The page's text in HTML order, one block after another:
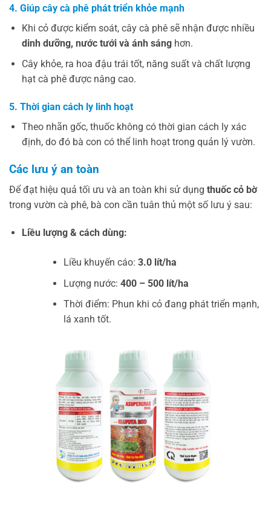
4. Giúp cây cà phê phát triển khỏe mạnh
Khi cỏ được kiểm soát, cây cà phê sẽ nhận được nhiều
dinh dưỡng, nước tưới và ánh sánghơn.
Cây khỏe, ra hoa đậu trái tốt, năng suất và chất lượng
hạt cà phê được nâng cao.
5. Thời gian cách ly linh hoạt
Theo nhãn gốc, thuốc không có thời gian cách ly xác
định, do đó bà con có thể linh hoạt trong quản lý vườn.
Các lưu ý an toàn
Để đạt hiệu quả tối ưu và an toàn khi sử dụng thuốc cỏ bờ
trong vườn cà phê, bà con cần tuân thủ một số lưu ý sau:
Liều lượng & cách dùng:
Liều khuyến cáo: 3.0 lít/ha
Lượng nước: 400 – 500 lít/ha
Thời điểm: Phun khi cỏ đang phát triển mạnh,
lá xanh tốt.